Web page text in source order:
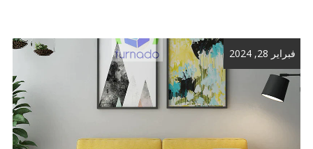
فبراير 28, 2024